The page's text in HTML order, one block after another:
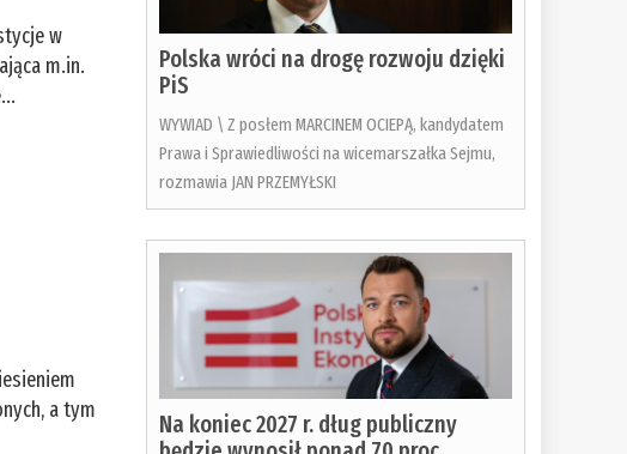
w
m.in.
a tym
Polska wróci na drogę rozwoju dzięki
PiS
WYWIAD \ Z posłem MARCINEM OCIEPĄ, kandydatem
Prawa i Sprawiedliwości na wicemarszałka Sejmu,
rozmawia JAN PRZEMYŁSKI
Na koniec 2027 r. dług publiczny